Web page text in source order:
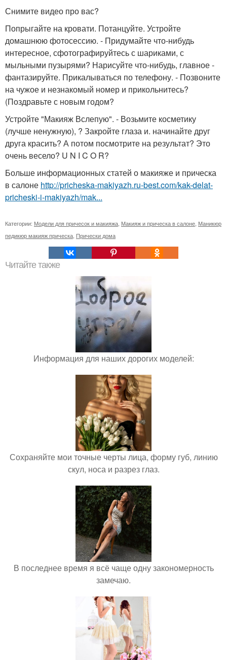
Снимите видео про вас?
Попрыгайте на кровати. Потанцуйте. Устройте
домашнюю фотосессию. - Придумайте что-нибудь
интересное, сфотографируйтесь с шариками, с
мыльными пузырями? Нарисуйте что-нибудь, главное -
фантазируйте. Прикалываться по телефону. - Позвоните
на чужое и незнакомый номер и прикольнитесь?
(Поздравьте с новым годом?
Устройте "Макияж Вслепую". - Возьмите косметику
(лучше ненужную), ? Закройте глаза и. начинайте друг
друга красить? А потом посмотрите на результат? Это
очень весело? U N I C O R?
Больше информационных статей о макияже и прическа
в салоне http://pricheska-makiyazh.ru-best.com/kak-delat-
pricheski-i-makiyazh/mak...
Категории: Модели для причесок и макияжа Макияж и прическа в салоне Маникюр
педикюр макияж прическа Прически дома
Читайте также
Информация для наших дорогих моделей:
Сохраняйте мои точные черты лица, форму губ, линию
скул, носа и разрез глаз.
В последнее время я всё чаще одну закономерность
замечаю.